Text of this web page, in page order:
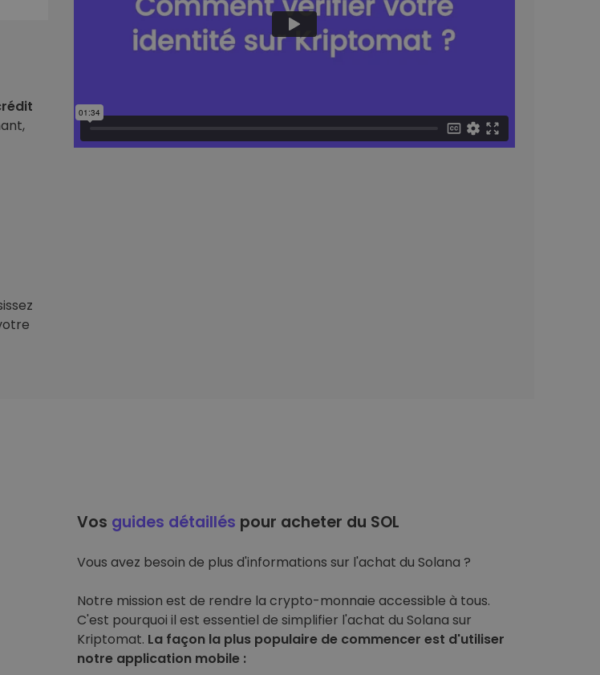
Vos guides détaillés pour acheter du SOL
Vous avez besoin de plus d'informations sur l'achat du Solana ?
Notre mission est de rendre la crypto-monnaie accessible à tous.
C'est pourquoi il est essentiel de simplifier l'achat du Solana sur
Kriptomat. La façon la plus populaire de commencer est d'utiliser
notre application mobile :